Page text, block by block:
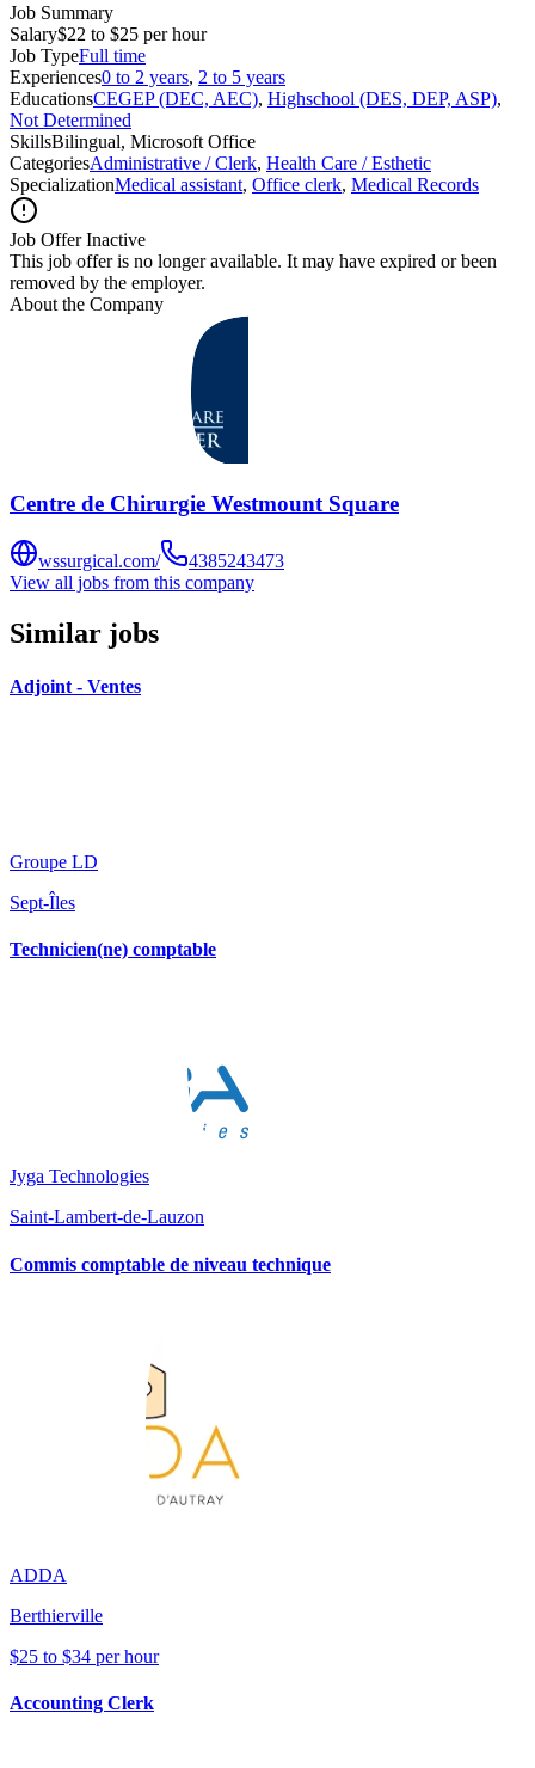
Job Summary
Salary$22 to $25 per hour
Job TypeFull time
Experiences0 to 2 years, 2 to 5 years
EducationsCEGEP (DEC, AEC), Highschool (DES, DEP, ASP),
Not Determined
SkillsBilingual, Microsoft Office
CategoriesAdministrative / Clerk, Health Care / Esthetic
SpecializationMedical assistant, Office clerk, Medical Records
Job Offer Inactive
This job offer is no longer available. It may have expired or been
removed by the employer.
About the Company
Centre de Chirurgie Westmount Square
wssurgical.com/
4385243473
View all jobs from this company
Similar jobs
Adjoint - Ventes
Groupe LD
Sept-Îles
Technicien(ne) comptable
Jyga Technologies
Saint-Lambert-de-Lauzon
Commis comptable de niveau technique
ADDA
Berthierville
$25 to $34 per hour
Accounting Clerk